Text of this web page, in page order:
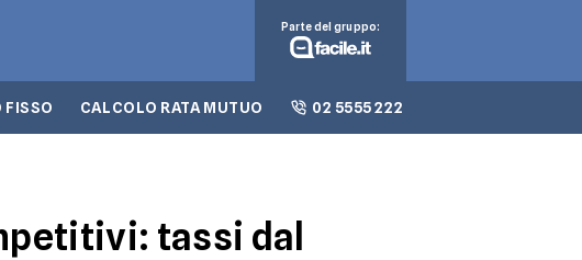
FISSO CALCOLO RATA MUTUO 02 5555 222
Parte del gruppo:
tassi dal